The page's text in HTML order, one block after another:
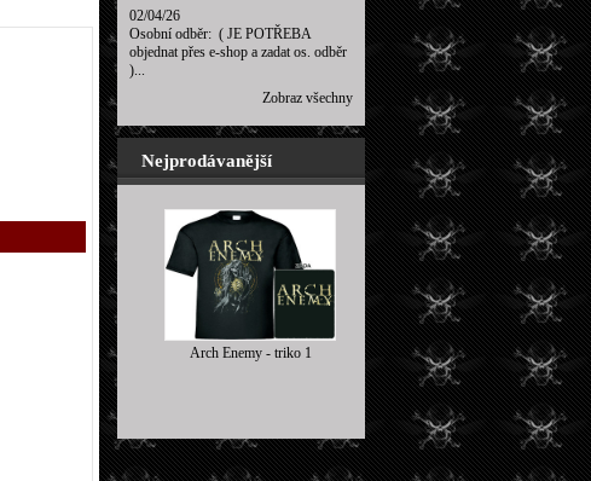
02/04/26
Osobní odběr: ( JE POTŘEBA
objednat přes e-shop a zadat os. odběr
)...
Zobraz všechny
Nejprodávanější
Arch Enemy - triko 1